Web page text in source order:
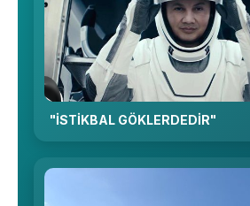
"İSTİKBAL GÖKLERDEDİR"